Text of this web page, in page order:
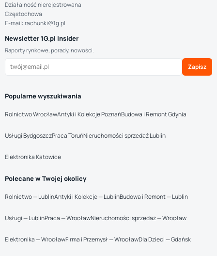
Działalność nierejestrowana
Częstochowa
E-mail: rachunki@1g.pl
Newsletter 1G.pl Insider
Raporty rynkowe, porady, nowości.
Zapisz
Popularne wyszukiwania
Rolnictwo WrocławAntyki i Kolekcje PoznańBudowa i Remont Gdynia
Usługi BydgoszczPraca ToruńNieruchomości sprzedaż Lublin
Elektronika Katowice
Polecane w Twojej okolicy
Rolnictwo — LublinAntyki i Kolekcje — LublinBudowa i Remont — Lublin
Usługi — LublinPraca — WrocławNieruchomości sprzedaż — Wrocław
Elektronika — WrocławFirma i Przemysł — WrocławDla Dzieci — Gdańsk